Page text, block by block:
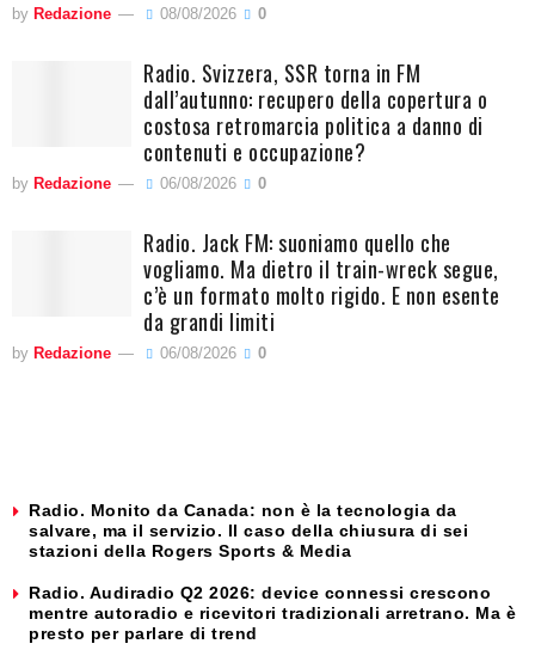
by Redazione 08/08/2026 0
Radio. Svizzera, SSR torna in FM
dall’autunno: recupero della copertura o
costosa retromarcia politica a danno di
contenuti e occupazione?
by Redazione 06/08/2026 0
Radio. Jack FM: suoniamo quello che
vogliamo. Ma dietro il train-wreck segue,
c’è un formato molto rigido. E non esente
da grandi limiti
by Redazione 06/08/2026 0
Radio. Monito da Canada: non è la tecnologia da
salvare, ma il servizio. Il caso della chiusura di sei
stazioni della Rogers Sports & Media
Radio. Audiradio Q2 2026: device connessi crescono
mentre autoradio e ricevitori tradizionali arretrano. Ma è
presto per parlare di trend